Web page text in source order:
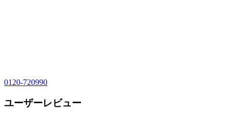
0120-720990
ユーザーレビュー